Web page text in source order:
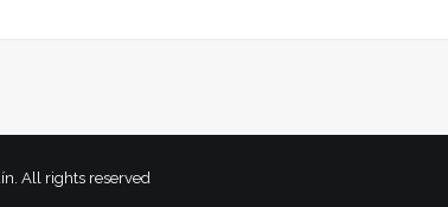
All rights reserved